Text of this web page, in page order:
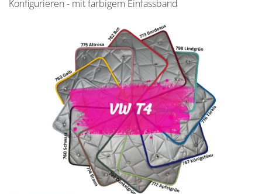
Konfigurieren - mit farbigem Einfassband